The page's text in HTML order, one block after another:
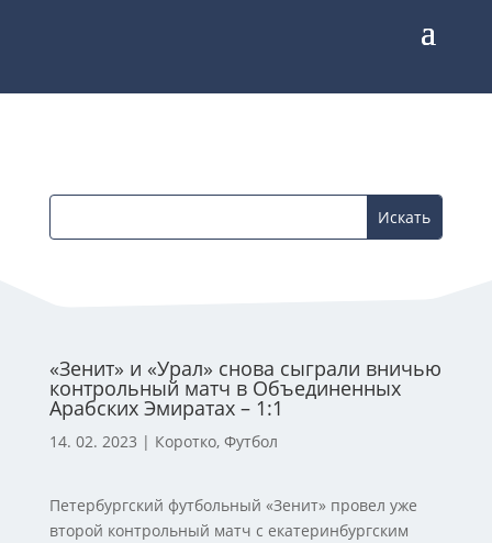
«Зенит» и «Урал» снова сыграли вничью
контрольный матч в Объединенных
Арабских Эмиратах – 1:1
14. 02. 2023 | Коротко, Футбол
Петербургский футбольный «Зенит» провел уже
второй контрольный матч с екатеринбургским